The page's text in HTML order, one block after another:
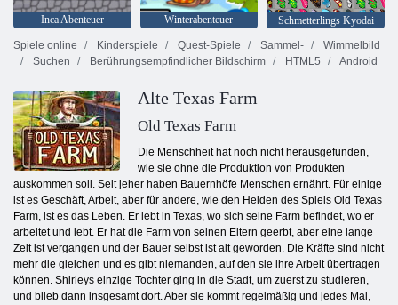
Inca Abenteuer Winterabenteuer
Schmetterlings Kyodai
Spiele online
Kinderspiele Quest-Spiele Sammel-
Wimmelbild
Suchen
Berührungsempfindlicher Bildschirm HTML5 Android
Alte Texas Farm
Old Texas Farm
Die Menschheit hat noch nicht herausgefunden,
wie sie ohne die Produktion von Produkten
auskommen soll. Seit jeher haben Bauernhöfe Menschen ernährt. Für einige
ist es Geschäft, Arbeit, aber für andere, wie den Helden des Spiels Old Texas
Farm, ist es das Leben. Er lebt in Texas, wo sich seine Farm befindet, wo er
arbeitet und lebt. Er hat die Farm von seinen Eltern geerbt, aber eine lange
Zeit ist vergangen und der Bauer selbst ist alt geworden. Die Kräfte sind nicht
mehr die gleichen und es gibt niemanden, auf den sie ihre Arbeit übertragen
können. Shirleys einzige Tochter ging in die Stadt, um zuerst zu studieren,
und blieb dann insgesamt dort. Aber sie kommt regelmäßig und jedes Mal,